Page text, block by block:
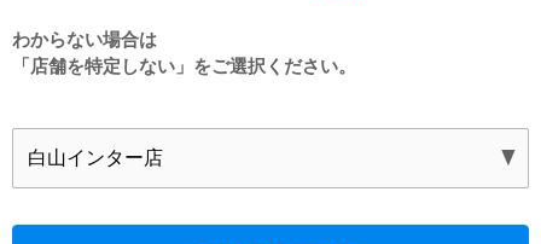
わからない場合は
「店舗を特定しない」をご選択ください。